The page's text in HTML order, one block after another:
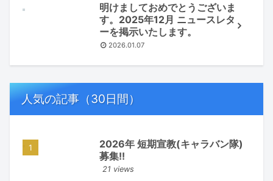
明けましておめでとうございま
す。2025年12月 ニュースレタ
ーを掲示いたします。
2026.01.07
人気の記事（30日間）
2026年 短期宣教(キャラバン隊)
募集!!
21 views